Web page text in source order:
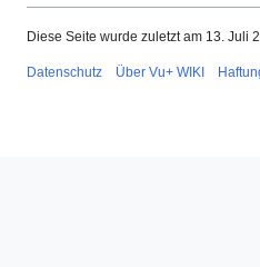
Diese Seite wurde zuletzt am 13. Juli
Datenschutz Über Vu+ WIKI